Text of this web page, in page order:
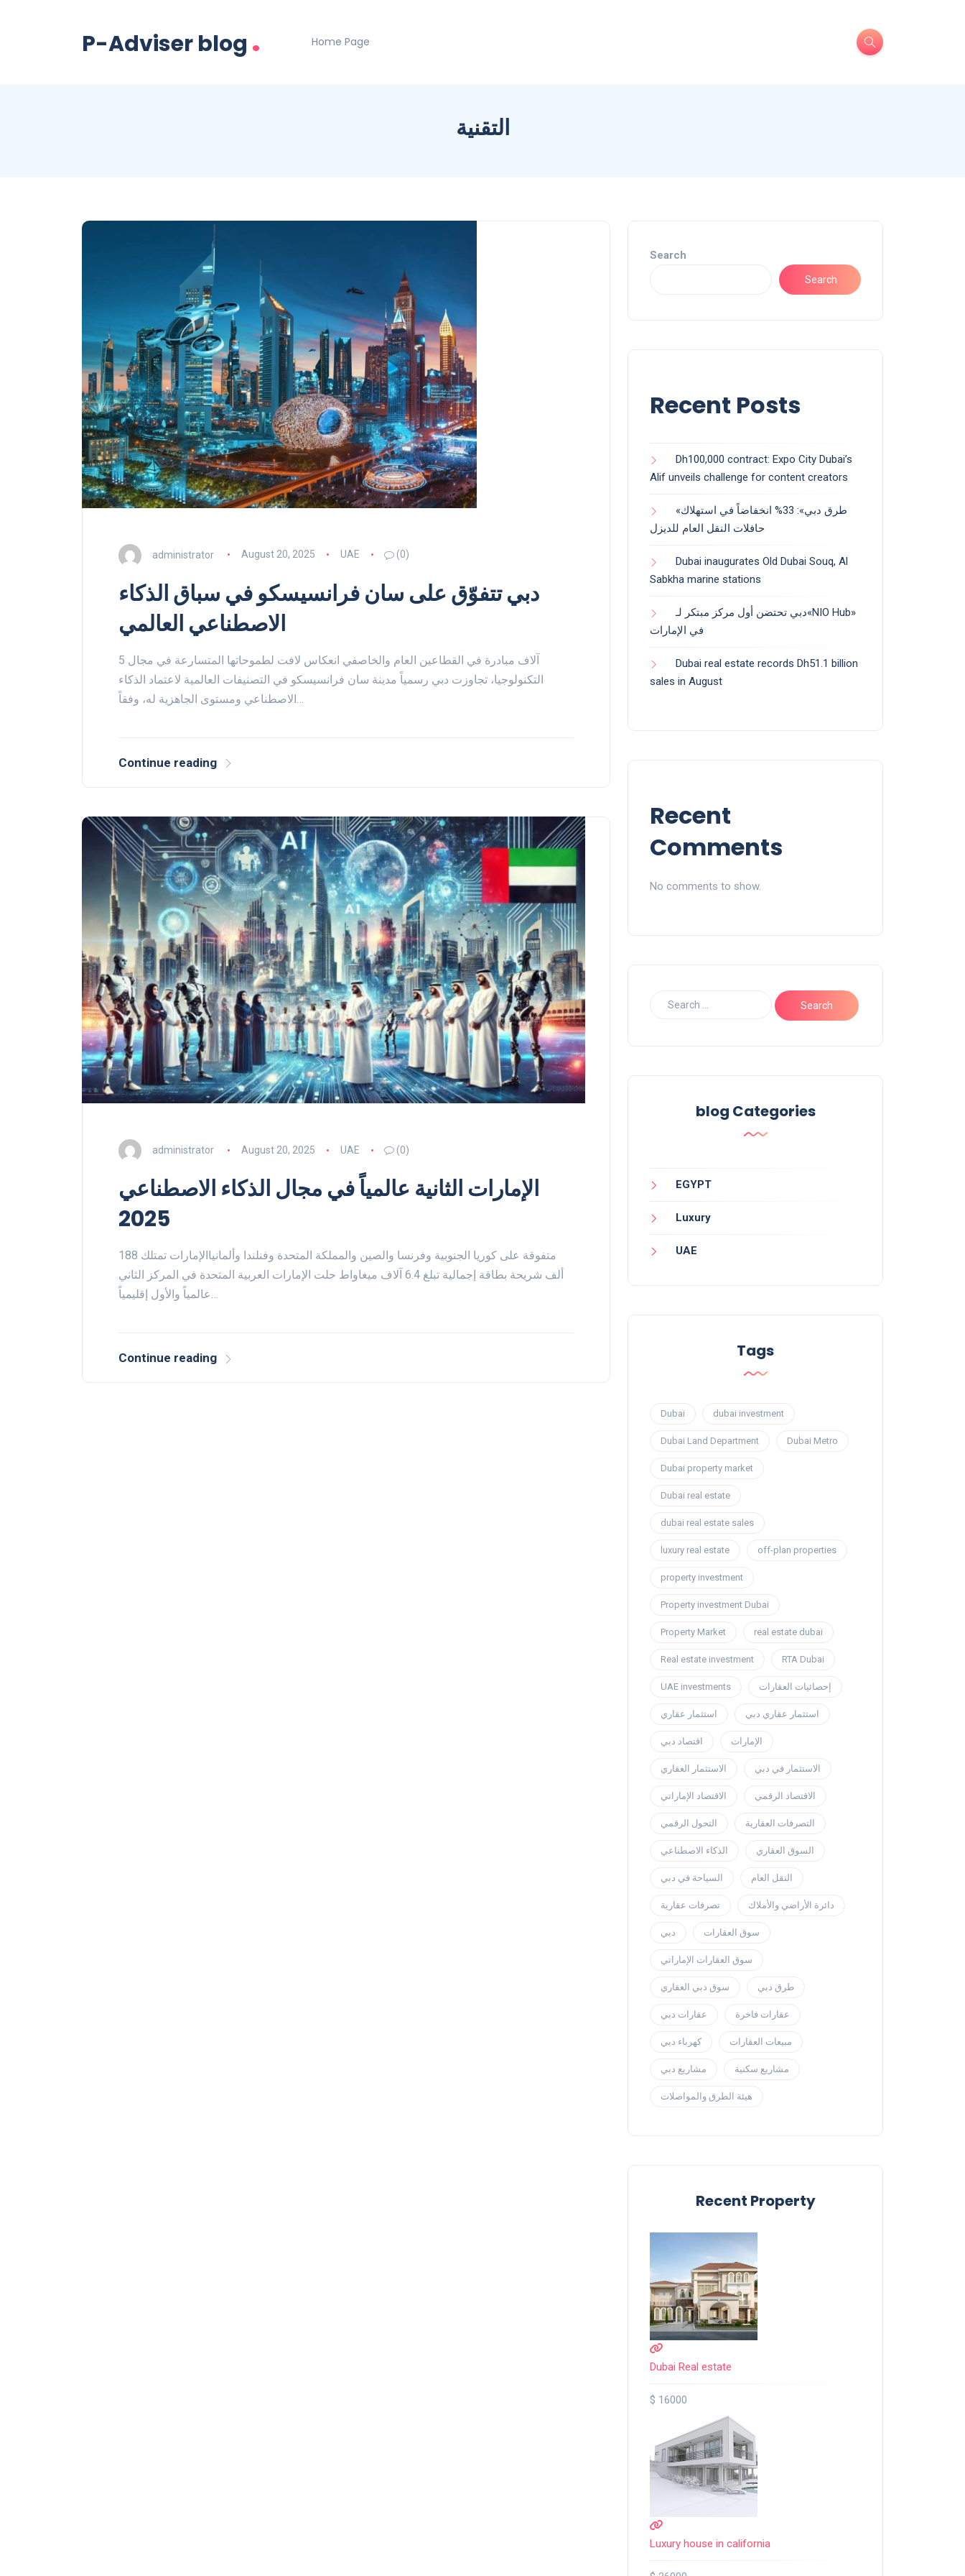
P-Adviser blog . Home Page
التقنية
administrator August 20, 2025 UAE (0)
دبي تتفوّق على سان فرانسيسكو في سباق الذكاء
الاصطناعي العالمي
5 آلاف مبادرة في القطاعين العام والخاصفي انعكاس لافت لطموحاتها المتسارعة في مجال
التكنولوجيا، تجاوزت دبي رسمياً مدينة سان فرانسيسكو في التصنيفات العالمية لاعتماد الذكاء
Continue reading
administrator August 20, 2025 UAE (0)
الإمارات الثانية عالمياً في مجال الذكاء الاصطناعي
2025
متفوقة على كوريا الجنوبية وفرنسا والصين والمملكة المتحدة وفنلندا وألمانياالإمارات تمتلك 188
ألف شريحة بطاقة إجمالية تبلغ 6.4 آلاف ميغاواط حلت الإمارات العربية المتحدة في المركز الثاني
عالمياً والأول إقليمياً…
Continue reading
Search
Search
Recent Posts
Dh100,000 contract: Expo City Dubai’s
Alif unveils challenge for content creators
«طرق دبي»: 33% انخفاضاً في استهلاك
حافلات النقل العام للديزل
Dubai inaugurates Old Dubai Souq, Al
Sabkha marine stations
دبي تحتضن أول مركز مبتكر لـ«NIO Hub»
في الإمارات
Dubai real estate records Dh51.1 billion
sales in August
Recent
Comments
No comments to show.
blog Categories
EGYPT
Luxury
UAE
Tags
Dubai dubai investment
Dubai Land Department Dubai Metro
Dubai property market
Dubai real estate
dubai real estate sales
luxury real estate off-plan properties
property investment
Property investment Dubai
Property Market real estate dubai
Real estate investment RTA Dubai
UAE investments إحصائيات العقارات
استثمار عقاري استثمار عقاري دبي
اقتصاد دبي الإمارات
الاستثمار العقاري الاستثمار في دبي
الاقتصاد الإماراتي الاقتصاد الرقمي
التحول الرقمي التصرفات العقارية
الذكاء الاصطناعي السوق العقاري
السياحة في دبي النقل العام
تصرفات عقارية دائرة الأراضي والأملاك
دبي سوق العقارات
سوق العقارات الإماراتي
سوق دبي العقاري طرق دبي
عقارات دبي عقارات فاخرة
كهرباء دبي مبيعات العقارات
مشاريع دبي مشاريع سكنية
هيئة الطرق والمواصلات
Recent Property
Dubai Real estate
$ 16000
Luxury house in california